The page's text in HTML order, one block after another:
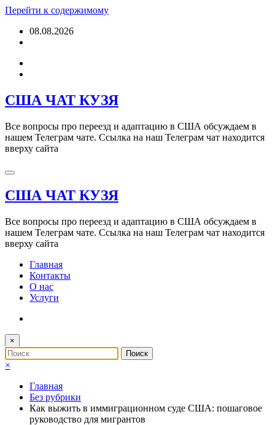
Перейти к содержимому
08.08.2026
США ЧАТ КУЗЯ
Все вопросы про переезд и адаптацию в США обсуждаем в
нашем Телеграм чате. Ссылка на наш Телеграм чат находится
вверху сайта
США ЧАТ КУЗЯ
Все вопросы про переезд и адаптацию в США обсуждаем в
нашем Телеграм чате. Ссылка на наш Телеграм чат находится
вверху сайта
Главная
Контакты
О нас
Услуги
×
×
Главная
Без рубрики
Как выжить в иммиграционном суде США: пошаговое
руководство для мигрантов